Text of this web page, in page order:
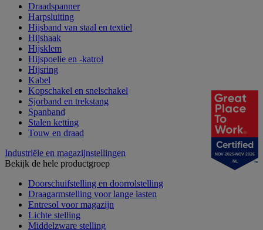
Draadspanner
Harpsluiting
Hijsband van staal en textiel
Hijshaak
Hijsklem
Hijspoelie en -katrol
Hijsring
Kabel
Kopschakel en snelschakel
Sjorband en trekstang
Spanband
Stalen ketting
Touw en draad
Industriële en magazijnstellingen
Bekijk de hele productgroep
Doorschuifstelling en doorrolstelling
Draagarmstelling voor lange lasten
Entresol voor magazijn
Lichte stelling
Middelzware stelling
NOV 2025-NOV 2026
NL